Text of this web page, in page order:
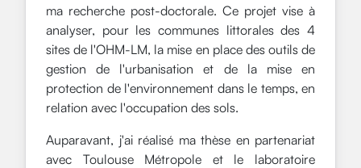
ma recherche post-doctorale. Ce projet vise à
analyser, pour les communes littorales des 4
sites de l'OHM-LM, la mise en place des outils de
gestion de l'urbanisation et de la mise en
protection de l'environnement dans le temps, en
relation avec l'occupation des sols.
Auparavant, j'ai réalisé ma thèse en partenariat
avec Toulouse Métropole et le laboratoire